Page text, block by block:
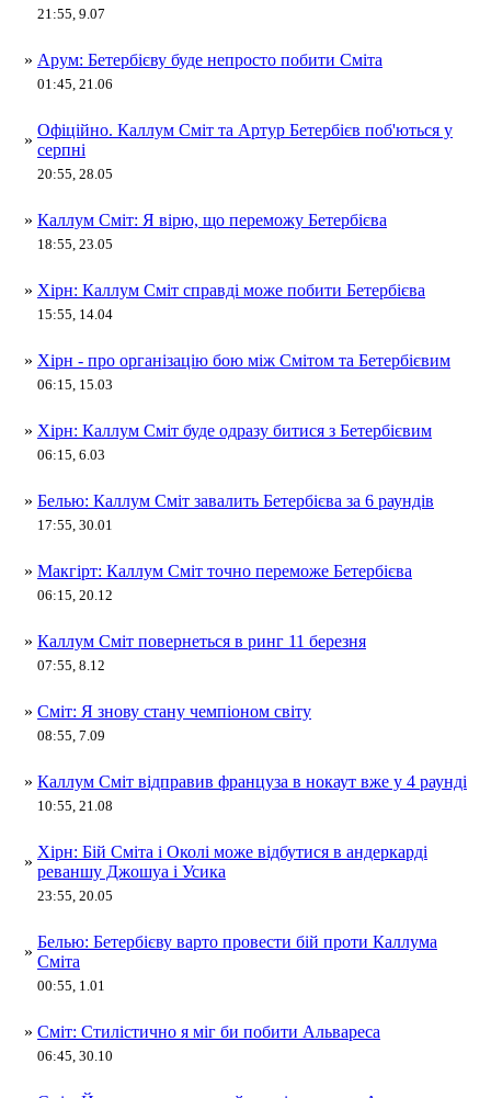
21:55, 9.07
» Арум: Бетербієву буде непросто побити Сміта
01:45, 21.06
»
Офіційно. Каллум Сміт та Артур Бетербієв поб'ються у
серпні
20:55, 28.05
» Каллум Сміт: Я вірю, що переможу Бетербієва
18:55, 23.05
» Хірн: Каллум Сміт справді може побити Бетербієва
15:55, 14.04
» Хірн - про організацію бою між Смітом та Бетербієвим
06:15, 15.03
» Хірн: Каллум Сміт буде одразу битися з Бетербієвим
06:15, 6.03
» Белью: Каллум Сміт завалить Бетербієва за 6 раундів
17:55, 30.01
» Макгірт: Каллум Сміт точно переможе Бетербієва
06:15, 20.12
» Каллум Сміт повернеться в ринг 11 березня
07:55, 8.12
» Сміт: Я знову стану чемпіоном світу
08:55, 7.09
» Каллум Сміт відправив француза в нокаут вже у 4 раунді
10:55, 21.08
»
Хірн: Бій Сміта і Околі може відбутися в андеркарді
реваншу Джошуа і Усика
23:55, 20.05
»
Белью: Бетербієву варто провести бій проти Каллума
Сміта
00:55, 1.01
» Сміт: Стилістично я міг би побити Альвареса
06:45, 30.10